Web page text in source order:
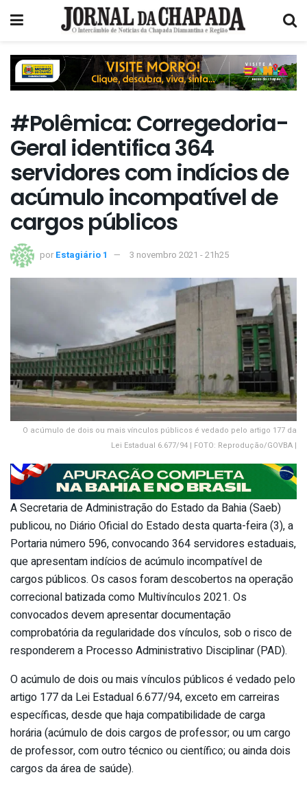
#Polêmica: Corregedoria-
Geral identifica 364
servidores com indícios de
acúmulo incompatível de
cargos públicos
por Estagiário 1 3 novembro 2021 - 21h25
O acúmulo de dois ou mais vínculos públicos é vedado pelo artigo 177 da
Lei Estadual 6.677/94 | FOTO: Reprodução/GOVBA |
A Secretaria de Administração do Estado da Bahia (Saeb)
publicou, no Diário Oficial do Estado desta quarta-feira (3), a
Portaria número 596, convocando 364 servidores estaduais,
que apresentam indícios de acúmulo incompatível de
cargos públicos. Os casos foram descobertos na operação
correcional batizada como Multivínculos 2021. Os
convocados devem apresentar documentação
comprobatória da regularidade dos vínculos, sob o risco de
responderem a Processo Administrativo Disciplinar (PAD).
O acúmulo de dois ou mais vínculos públicos é vedado pelo
artigo 177 da Lei Estadual 6.677/94, exceto em carreiras
específicas, desde que haja compatibilidade de carga
horária (acúmulo de dois cargos de professor; ou um cargo
de professor, com outro técnico ou científico; ou ainda dois
cargos da área de saúde).